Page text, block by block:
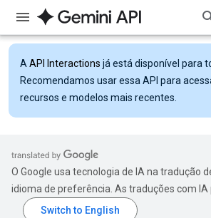
A API Interactions já está disponível para
Recomendamos usar essa API para
recursos e modelos mais recentes.
O Google usa tecnologia de IA na tradução
idioma de preferência. As traduções com IA